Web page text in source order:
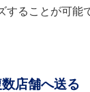
することが可能
店舗へ送る